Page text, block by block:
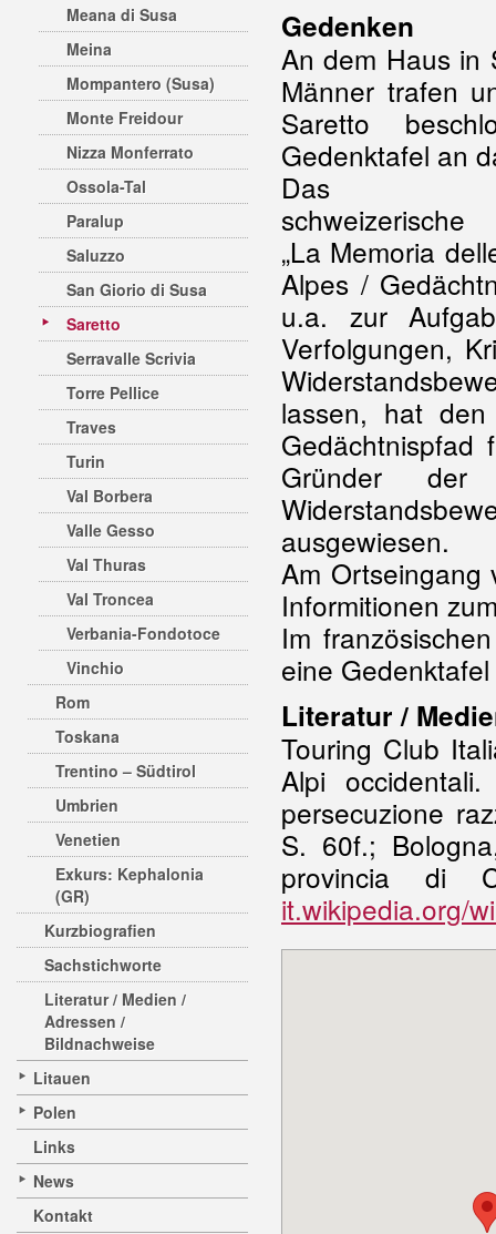
Meana di Susa
Meina
Mompantero (Susa)
Monte Freidour
Nizza Monferrato
Ossola-Tal
Paralup
Saluzzo
San Giorio di Susa
Saretto
Serravalle Scrivia
Torre Pellice
Traves
Turin
Val Borbera
Valle Gesso
Val Thuras
Val Troncea
Verbania-Fondotoce
Vinchio
Rom
Toskana
Trentino – Südtirol
Umbrien
Venetien
Exkurs: Kephalonia
(GR)
Kurzbiografien
Sachstichworte
Literatur / Medien /
Adressen /
Bildnachweise
Litauen
Polen
Links
News
Kontakt
Gedenken
An dem Haus in
Männer trafen
Saretto
Gedenktafel an
Das
„La Memoria
Alpes /
u.a. zur
Verfolgungen,
lassen, hat
Gedächtnispfad
Gründer
ausgewiesen.
Am Ortseingang
Informitionen
Im
eine
Literatur /
Touring Club
Alpi
persecuzione
S. 60f.;
provincia di
it.wikipedia.org/